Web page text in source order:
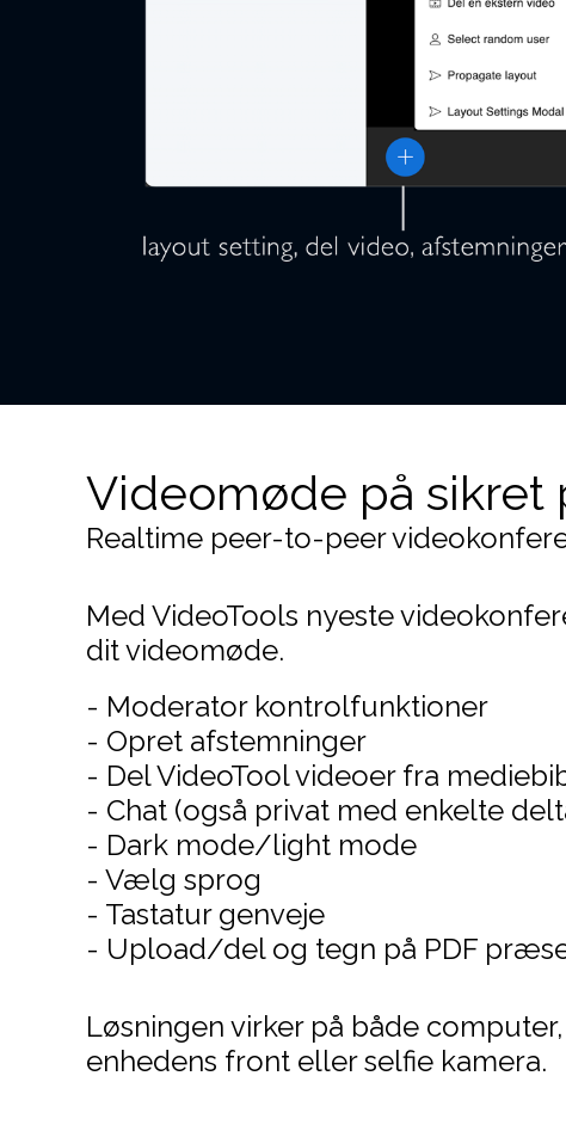
Videomøde på sikret
Realtime peer-to-peer
Med VideoTools nyeste
dit videomøde.
- Moderator kontrolfunktioner
- Opret afstemninger
- Del VideoTool videoer fra
- Chat (også privat med enkelte
- Dark mode/light mode
- Vælg sprog
- Tastatur genveje
- Upload/del og tegn på PDF
Løsningen virker på både
enhedens front eller selfie kamera.